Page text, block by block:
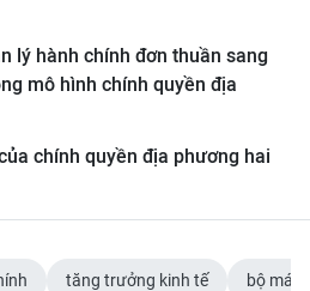
lý hành chính đơn thuần sang
mô hình chính quyền địa
chính quyền địa phương hai
tăng trưởng kinh tế bộ máy